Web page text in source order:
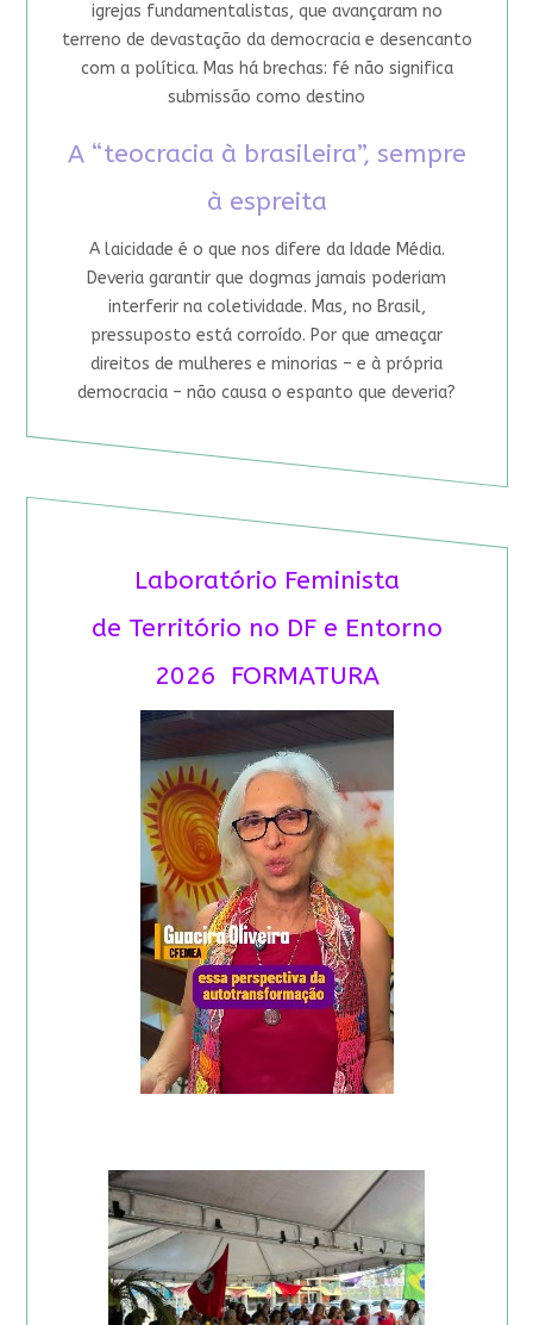
igrejas fundamentalistas, que avançaram no
terreno de devastação da democracia e desencanto
com a política. Mas há brechas: fé não significa
submissão como destino
A “teocracia à brasileira”, sempre
à espreita
A laicidade é o que nos difere da Idade Média.
Deveria garantir que dogmas jamais poderiam
interferir na coletividade. Mas, no Brasil,
pressuposto está corroído. Por que ameaçar
direitos de mulheres e minorias – e à própria
democracia – não causa o espanto que deveria?
Laboratório Feminista
de Território no DF e Entorno
2026 FORMATURA